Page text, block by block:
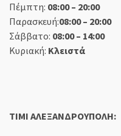
Πέμπτη: 08:00 – 20:00
Παρασκευή:08:00 – 20:00
Σάββατο: 08:00 – 14:00
Κυριακή: Κλειστά
TIMI ΑΛΕΞΑΝΔΡΟΥΠΟΛΗ: